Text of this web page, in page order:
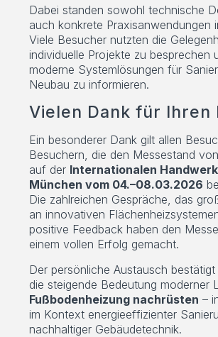
Dabei standen sowohl technische
auch konkrete Praxisanwendungen
Viele Besucher nutzten die
individuelle Projekte zu besprechen
moderne Systemlösungen für
Neubau zu informieren.
Vielen Dank für Ihren
Ein besonderer Dank gilt allen
Besuchern, die den Messestand
auf der Internationalen
München vom 04.–08.03.2026
Die zahlreichen Gespräche, das
an innovativen
positive Feedback haben den
einem vollen Erfolg gemacht.
Der persönliche Austausch bestätigt
die steigende Bedeutung moderner
Fußbodenheizung nachrüsten –
im Kontext energieeffizienter
nachhaltiger Gebäudetechnik.